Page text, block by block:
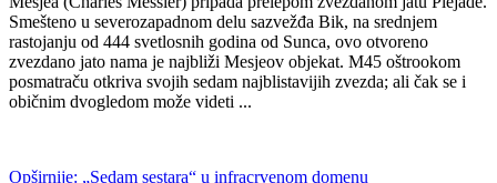
Smešteno u severozapadnom delu sazvežđa Bik, na srednjem
rastojanju od 444 svetlosnih godina od Sunca, ovo otvoreno
zvezdano jato nama je najbliži Mesjeov objekat. M45 oštrookom
posmatraču otkriva svojih sedam najblistavijih zvezda; ali čak se i
običnim dvogledom može videti ...
Opširnije: „Sedam sestara“ u infracrvenom domenu